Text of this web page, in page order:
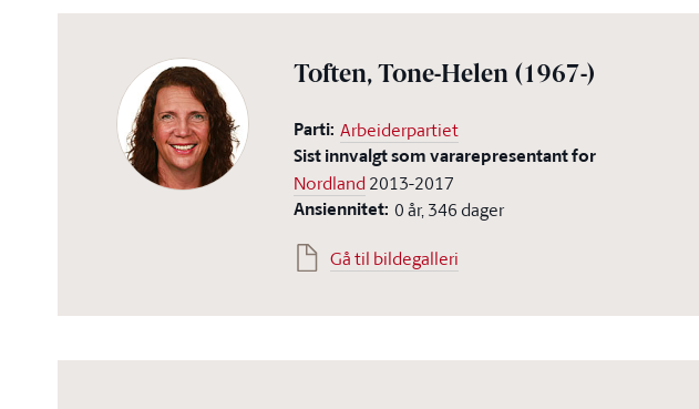
Toften, Tone-Helen (1967-)
Parti: Arbeiderpartiet
Sist innvalgt som vararepresentant for
Nordland 2013-2017
Ansiennitet: 0 år, 346 dager
Gå til bildegalleri